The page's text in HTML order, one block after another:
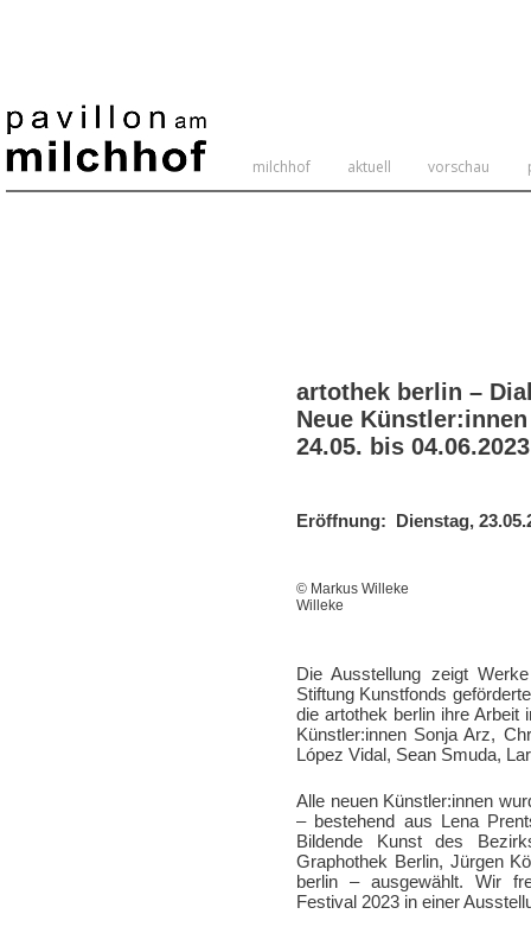
milchhof aktuell vorschau
artothek berlin –
Neue
24.05. bis 04.06.2023
Eröffnung: Dienstag,
© Markus
Willeke
Die Ausstellung zeigt
Stiftung Kunstfonds
die artothek berlin ihre Arbeit
Künstler:innen Sonja Arz,
López Vidal, Sean Smuda,
Alle neuen Künstler:innen
–bestehend aus Lena
Bildende Kunst des
Graphothek Berlin, Jürgen
berlin – ausgewählt. Wir
Festival 2023 in einer